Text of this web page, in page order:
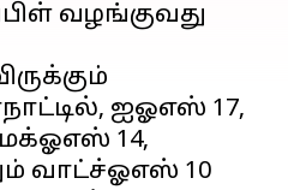
வழங்குவது
ஐஓஎஸ் 17,
14,
வாட்ச்ஓஎஸ் 10